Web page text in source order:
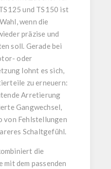
und TS150 ist
wenn die
präzise und
soll. Gerade bei
oder
lohnt es sich,
zu erneuern:
Arretierung
Gangwechsel,
von Fehlstellungen
Schaltgefühl.
die
dem passenden